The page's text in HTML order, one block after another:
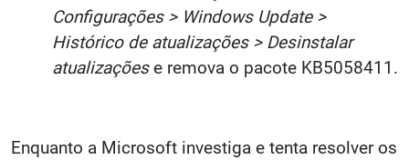
Configurações > Windows Update >
Histórico de atualizações > Desinstalar
atualizaçõese remova o pacote KB5058411.
Enquanto a Microsoft investiga e tenta resolver os